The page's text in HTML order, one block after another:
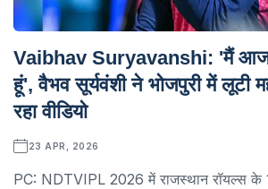
Vaibhav Suryavanshi: 'मैं आज
हूं', वैभव सूर्यवंशी ने भोजपुरी में लूटी
रहा वीडियो
23 APR, 2026
PC: NDTVIPL 2026 में राजस्थान रॉयल्स के